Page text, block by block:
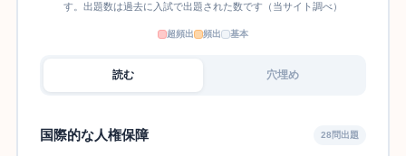
す。出題数は過去に入試で出題された数です（当サイト調べ）
超頻出 頻出 基本
読む 穴埋め
国際的な人権保障 28問出題